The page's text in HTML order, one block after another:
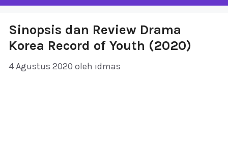
Sinopsis dan Review Drama
Korea Record of Youth (2020)
4 Agustus 2020 oleh idmas